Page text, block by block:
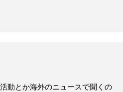
動とか海外のニュースで聞くの